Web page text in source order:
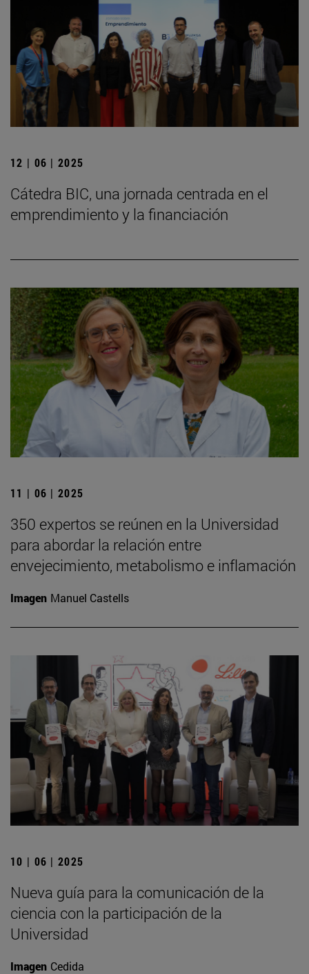
12 | 06 | 2025
Cátedra BIC, una jornada centrada en el
emprendimiento y la financiación
11 | 06 | 2025
350 expertos se reúnen en la Universidad
para abordar la relación entre
envejecimiento, metabolismo e inflamación
Imagen Manuel Castells
10 | 06 | 2025
Nueva guía para la comunicación de la
ciencia con la participación de la
Universidad
Imagen Cedida